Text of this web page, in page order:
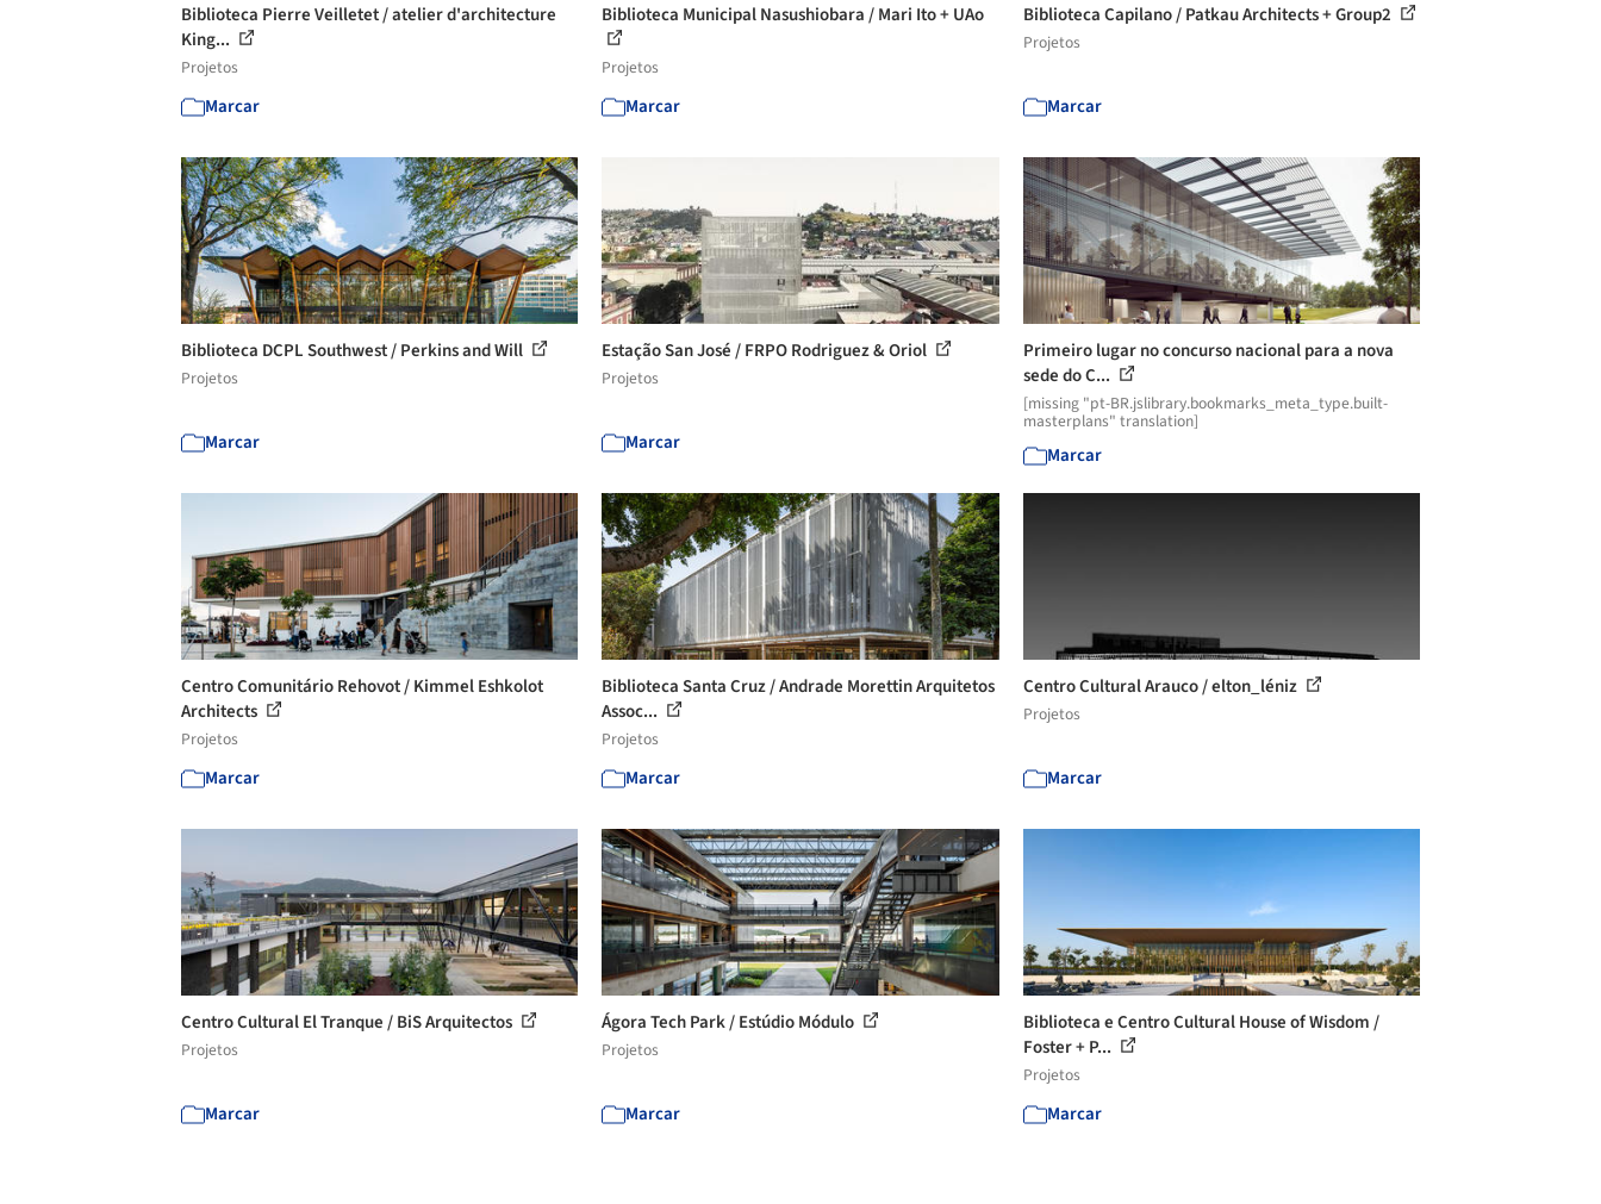
Biblioteca Pierre Veilletet / atelier d'architecture
King...
Projetos
Marcar
Biblioteca Municipal Nasushiobara / Mari Ito + UAo
Projetos
Marcar
Biblioteca Capilano / Patkau Architects + Group2
Projetos
Marcar
Biblioteca DCPL Southwest / Perkins and Will
Projetos
Marcar
Estação San José / FRPO Rodriguez & Oriol
Projetos
Marcar
Primeiro lugar no concurso nacional para a nova
sede do C...
[missing "pt-BR.jslibrary.bookmarks_meta_type.built-
masterplans" translation]
Marcar
Centro Comunitário Rehovot / Kimmel Eshkolot
Architects
Projetos
Marcar
Biblioteca Santa Cruz / Andrade Morettin Arquitetos
Assoc...
Projetos
Marcar
Centro Cultural Arauco / elton_léniz
Projetos
Marcar
Centro Cultural El Tranque / BiS Arquitectos
Projetos
Marcar
Ágora Tech Park / Estúdio Módulo
Projetos
Marcar
Biblioteca e Centro Cultural House of Wisdom /
Foster + P...
Projetos
Marcar